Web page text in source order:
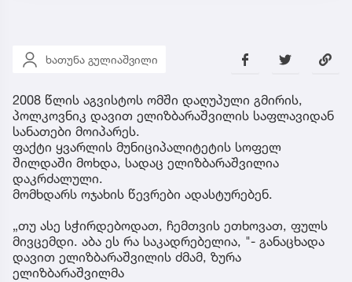
ხათუნა გულიაშვილი
2008 წლის აგვისტოს ომში დაღუპული გმირის,
პოლკოვნიკ დავით ელიზბარაშვილის საფლავიდან
სანათები მოიპარეს.
ფაქტი ყვარლის მუნიციპალიტეტის სოფელ
შილდაში მოხდა, სადაც ელიზბარაშვილია
დაკრძალული.
მომხდარს ოჯახის წევრები ადასტურებენ.
„თუ ასე სჭირდებოდათ, ჩემთვის ეთხოვათ, ფულს
მივცემდი. აბა ეს რა საკადრებელია, "- განაცხადა
დავით ელიზბარაშვილის ძმამ, ზურა
ელიზბარაშვილმა